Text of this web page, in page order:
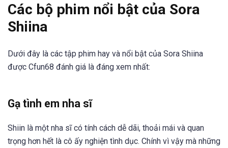
Các bộ phim nổi bật của Sora
Shiina
Dưới đây là các tập phim hay và nổi bật của Sora Shiina
được Cfun68 đánh giá là đáng xem nhất:
Gạ tình em nha sĩ
Shiin là một nha sĩ có tính cách dễ dãi, thoải mái và quan
trọng hơn hết là cô ấy nghiện tình dục. Chính vì vậy mà những